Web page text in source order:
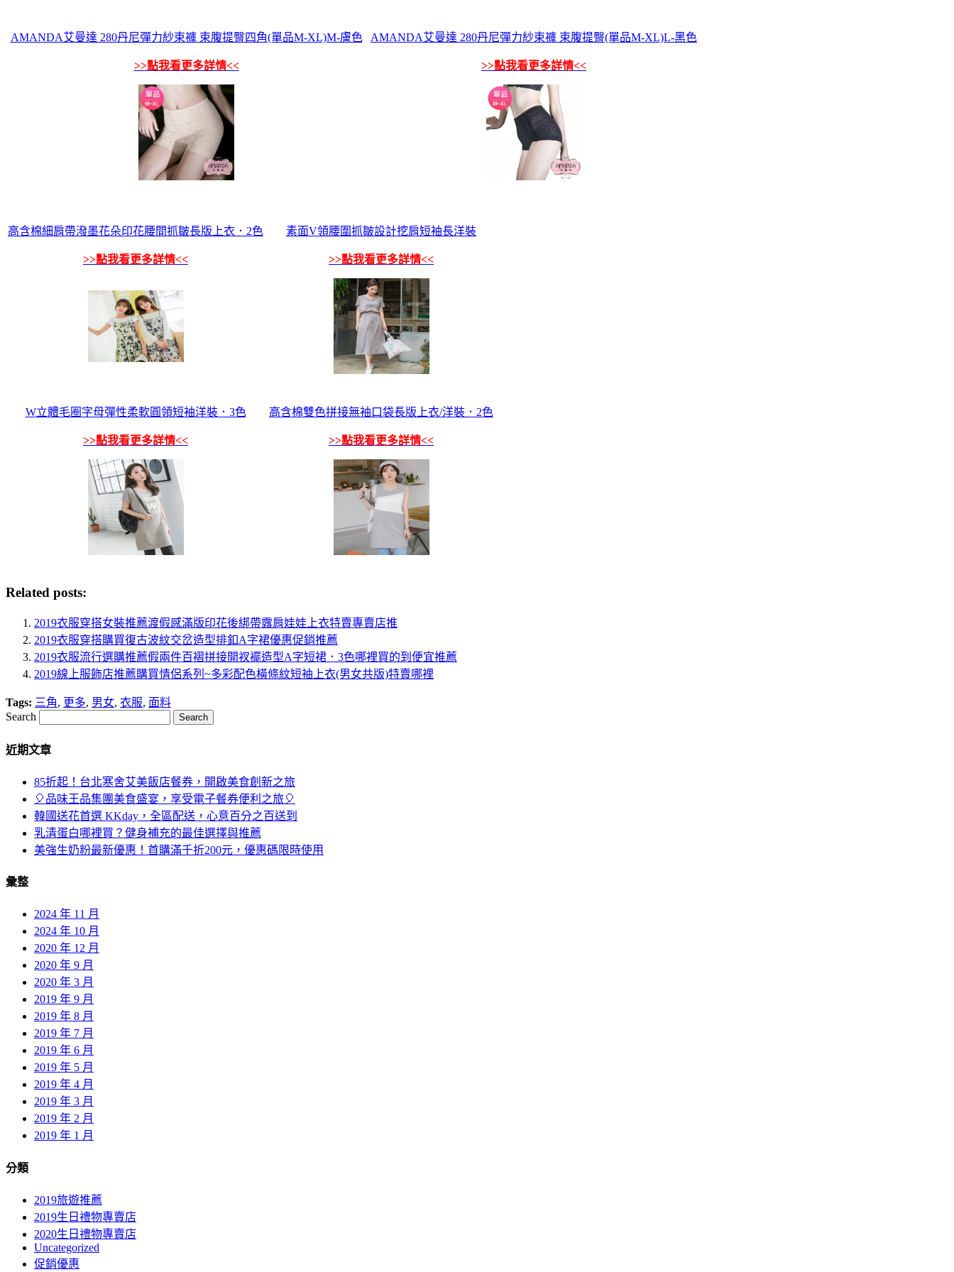
AMANDA艾曼達 280丹尼彈力紗束褲 束腹提臀四角(單品M-XL)M-膚色
>>點我看更多詳情<<
AMANDA艾曼達 280丹尼彈力紗束褲 束腹提臀(單品M-XL)L-黑色
>>點我看更多詳情<<
高含棉細肩帶潑墨花朵印花腰間抓皺長版上衣．2色
>>點我看更多詳情<<
素面V領腰圍抓皺設計挖肩短袖長洋裝
>>點我看更多詳情<<
W立體毛圈字母彈性柔軟圓領短袖洋裝．3色
>>點我看更多詳情<<
高含棉雙色拼接無袖口袋長版上衣/洋裝．2色
>>點我看更多詳情<<
Related posts:
2019衣服穿搭女裝推薦渡假感滿版印花後綁帶露肩娃娃上衣特賣專賣店推
2019衣服穿搭購買復古波紋交岔造型排釦A字裙優惠促銷推薦
2019衣服流行選購推薦假兩件百褶拼接開衩襬造型A字短裙．3色哪裡買的到便宜推薦
2019線上服飾店推薦購買情侶系列~多彩配色橫條紋短袖上衣(男女共版)特賣哪裡
Tags: 三角, 更多, 男女, 衣服, 面料
Search
近期文章
85折起！台北寒舍艾美飯店餐券，開啟美食創新之旅
🎈品味王品集團美食盛宴，享受電子餐券便利之旅🎈
韓國送花首選 KKday，全區配送，心意百分之百送到
乳清蛋白哪裡買？健身補充的最佳選擇與推薦
美強生奶粉最新優惠！首購滿千折200元，優惠碼限時使用
彙整
2024 年 11 月
2024 年 10 月
2020 年 12 月
2020 年 9 月
2020 年 3 月
2019 年 9 月
2019 年 8 月
2019 年 7 月
2019 年 6 月
2019 年 5 月
2019 年 4 月
2019 年 3 月
2019 年 2 月
2019 年 1 月
分類
2019旅遊推薦
2019生日禮物專賣店
2020生日禮物專賣店
Uncategorized
促銷優惠